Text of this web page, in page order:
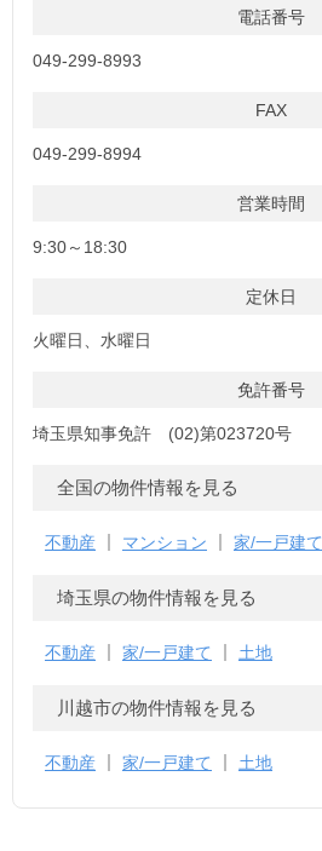
電話番号
049-299-8993
FAX
049-299-8994
営業時間
9:30～18:30
定休日
火曜日、水曜日
免許番号
埼玉県知事免許 (02)第023720号
全国の物件情報を見る
不動産 マンション 家/一戸建て
埼玉県の物件情報を見る
不動産 家/一戸建て 土地
川越市の物件情報を見る
不動産 家/一戸建て 土地